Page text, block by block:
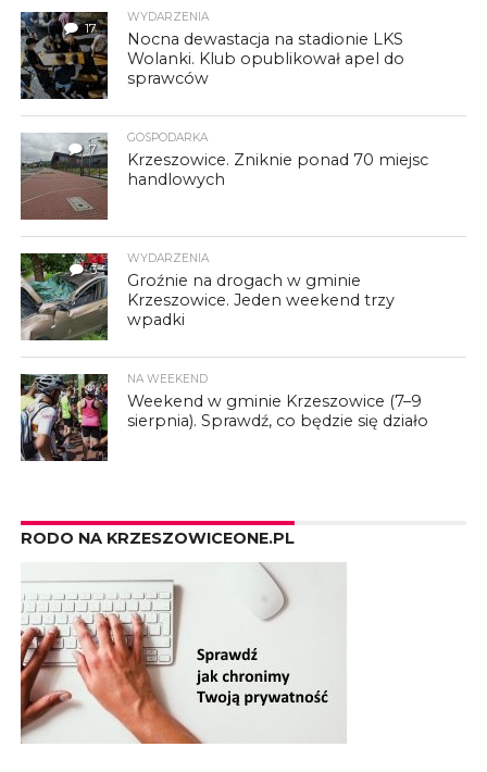
17
WYDARZENIA
Nocna dewastacja na stadionie LKS
Wolanki. Klub opublikował apel do
sprawców
7
GOSPODARKA
Krzeszowice. Zniknie ponad 70 miejsc
handlowych
3
WYDARZENIA
Groźnie na drogach w gminie
Krzeszowice. Jeden weekend trzy
wpadki
NA WEEKEND
Weekend w gminie Krzeszowice (7–9
sierpnia). Sprawdź, co będzie się działo
RODO NA KRZESZOWICEONE.PL